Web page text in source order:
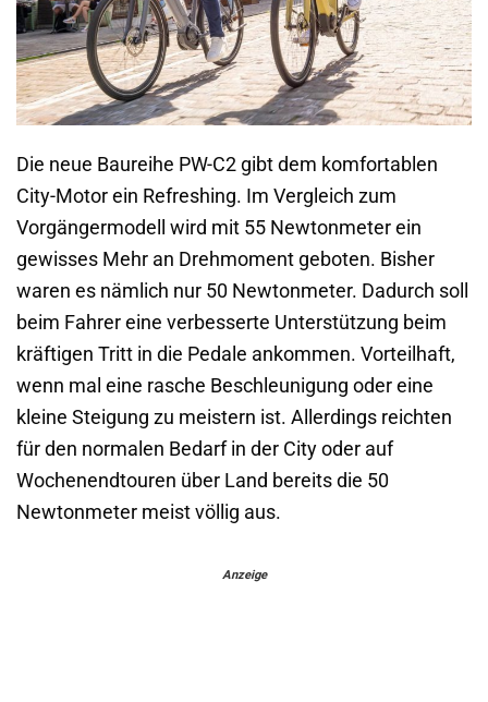
Die neue Baureihe PW-C2 gibt dem komfortablen
City-Motor ein Refreshing. Im Vergleich zum
Vorgängermodell wird mit 55 Newtonmeter ein
gewisses Mehr an Drehmoment geboten. Bisher
waren es nämlich nur 50 Newtonmeter. Dadurch soll
beim Fahrer eine verbesserte Unterstützung beim
kräftigen Tritt in die Pedale ankommen. Vorteilhaft,
wenn mal eine rasche Beschleunigung oder eine
kleine Steigung zu meistern ist. Allerdings reichten
für den normalen Bedarf in der City oder auf
Wochenendtouren über Land bereits die 50
Newtonmeter meist völlig aus.
Anzeige